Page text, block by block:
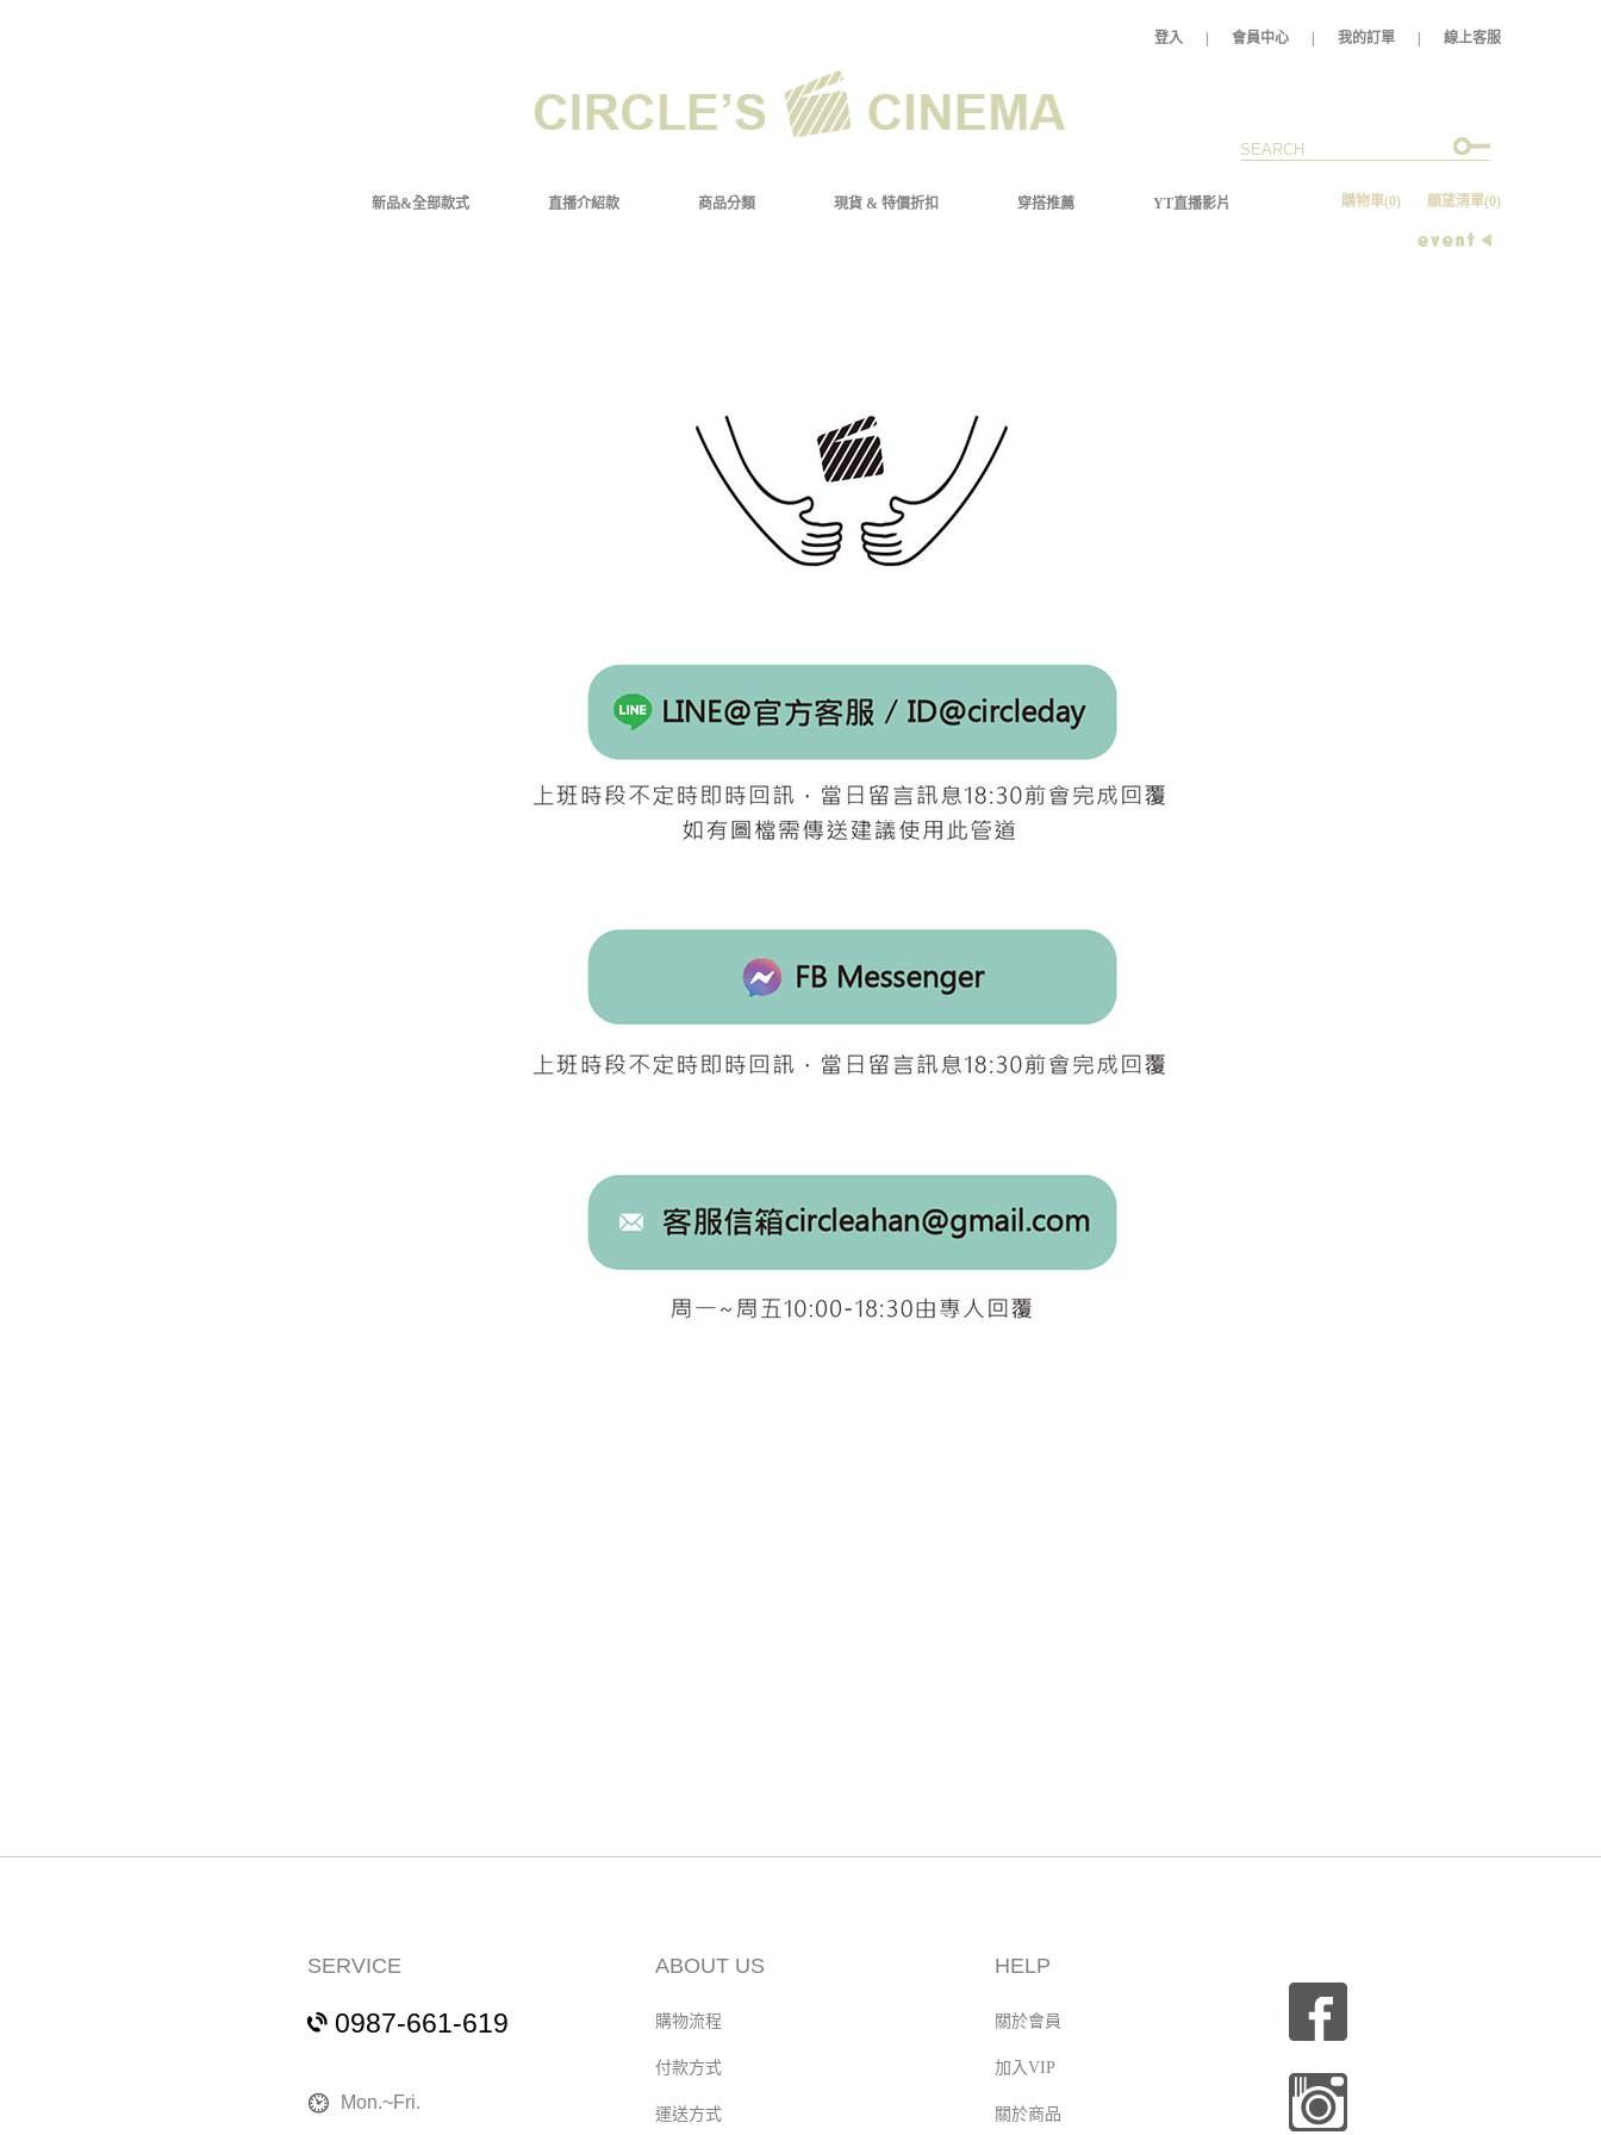
新品&全部款式 直播介紹款 商品分類 現貨 & 特價折扣 穿搭推薦 YT直播影片
登入 會員中心 我的訂單 線上客服
購物車(0) 願望清單(0)
SERVICE
0987-661-619
Mon.~Fri.
ABOUT US
購物流程
付款方式
運送方式
HELP
關於會員
加入VIP
關於商品